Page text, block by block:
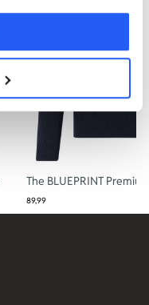
The BLUEPRINT
89,99